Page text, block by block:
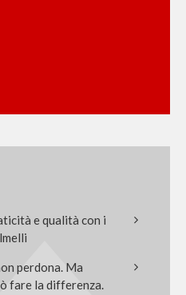
e qualità con i
perdona. Ma
fare la differenza.